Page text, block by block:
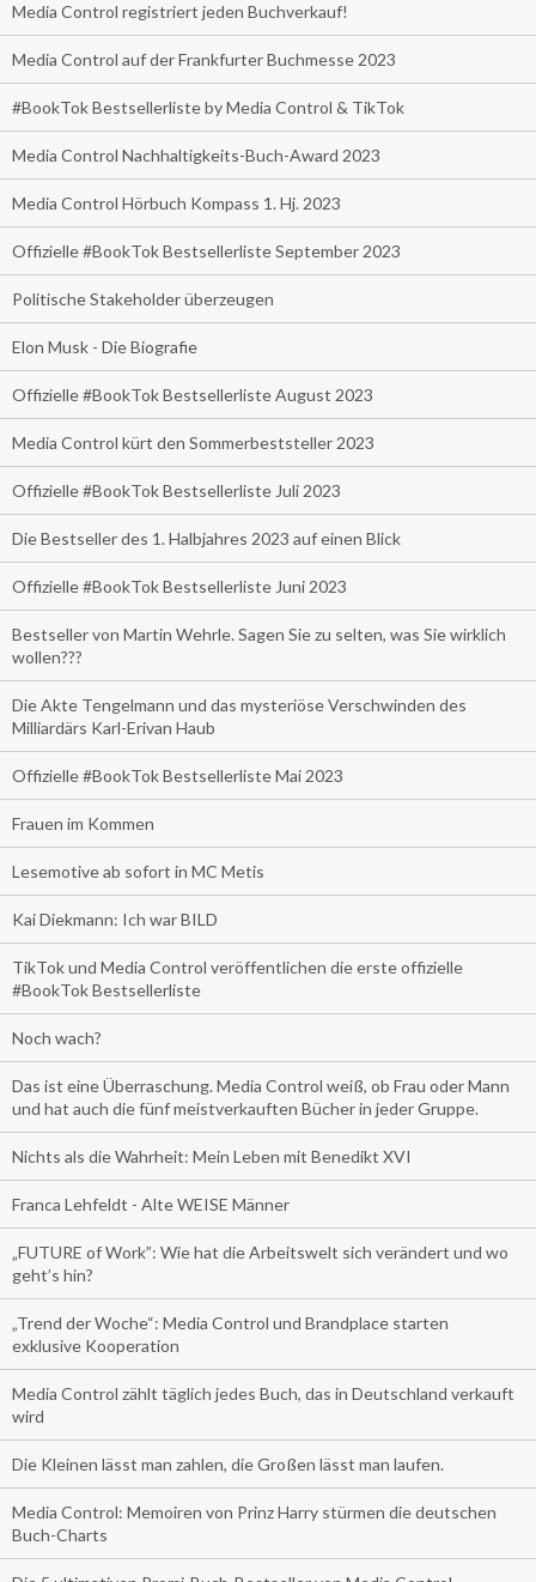
Media Control registriert jeden Buchverkauf!
Media Control auf der Frankfurter Buchmesse 2023
#BookTok Bestsellerliste by Media Control & TikTok
Media Control Nachhaltigkeits-Buch-Award 2023
Media Control Hörbuch Kompass 1. Hj. 2023
Offizielle #BookTok Bestsellerliste September 2023
Politische Stakeholder überzeugen
Elon Musk - Die Biografie
Offizielle #BookTok Bestsellerliste August 2023
Media Control kürt den Sommerbeststeller 2023
Offizielle #BookTok Bestsellerliste Juli 2023
Die Bestseller des 1. Halbjahres 2023 auf einen Blick
Offizielle #BookTok Bestsellerliste Juni 2023
Bestseller von Martin Wehrle. Sagen Sie zu selten, was Sie wirklich
wollen???
Die Akte Tengelmann und das mysteriöse Verschwinden des
Milliardärs Karl-Erivan Haub
Offizielle #BookTok Bestsellerliste Mai 2023
Frauen im Kommen
Lesemotive ab sofort in MC Metis
Kai Diekmann: Ich war BILD
TikTok und Media Control veröffentlichen die erste offizielle
#BookTok Bestsellerliste
Noch wach?
Das ist eine Überraschung. Media Control weiß, ob Frau oder Mann
und hat auch die fünf meistverkauften Bücher in jeder Gruppe.
Nichts als die Wahrheit: Mein Leben mit Benedikt XVI
Franca Lehfeldt - Alte WEISE Männer
„FUTURE of Work”: Wie hat die Arbeitswelt sich verändert und wo
geht’s hin?
„Trend der Woche“: Media Control und Brandplace starten
exklusive Kooperation
Media Control zählt täglich jedes Buch, das in Deutschland verkauft
wird
Die Kleinen lässt man zahlen, die Großen lässt man laufen.
Media Control: Memoiren von Prinz Harry stürmen die deutschen
Buch-Charts